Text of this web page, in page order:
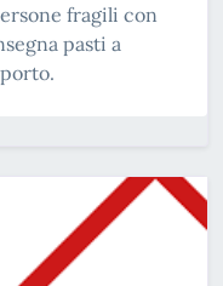
fragili con
pasti a